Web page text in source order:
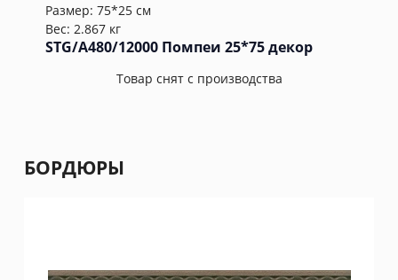
Размер: 75*25 см
Вес: 2.867 кг
STG/A480/12000 Помпеи 25*75 декор
Товар снят с производства
БОРДЮРЫ